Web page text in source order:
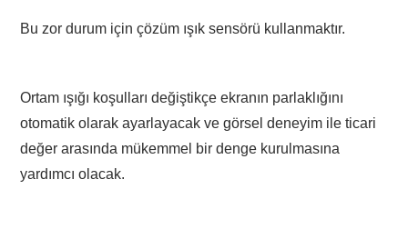
Bu zor durum için çözüm ışık sensörü kullanmaktır.
Ortam ışığı koşulları değiştikçe ekranın parlaklığını
otomatik olarak ayarlayacak ve görsel deneyim ile ticari
değer arasında mükemmel bir denge kurulmasına
yardımcı olacak.